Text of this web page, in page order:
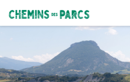
Chemins des Parcs